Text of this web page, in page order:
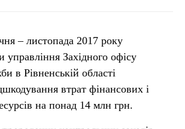
– листопада 2017 року
управління Західного офісу
в Рівненській області
втрат фінансових і
на понад 14 млн грн.